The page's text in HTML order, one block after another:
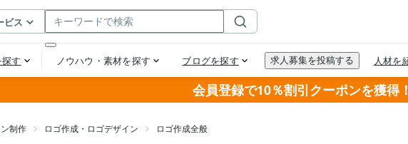
会員登録で10％割引クーポンを獲得！
制作 ロゴ作成・ロゴデザイン ロゴ作成全般